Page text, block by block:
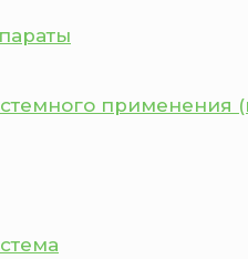
применения